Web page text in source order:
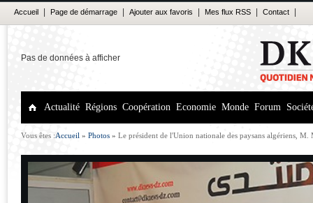
Accueil Page de démarrage Ajouter aux favoris Mes flux RSS Contact
Pas de données à afficher
Actualité Régions Coopération Economie Monde Forum
Vous êtes :Accueil » Photos » Le président de l'Union nationale des paysans algériens,